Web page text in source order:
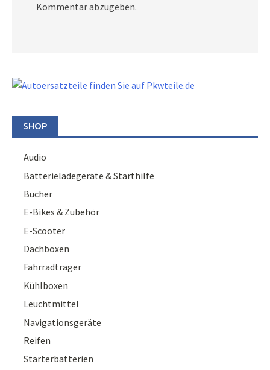
Kommentar abzugeben.
SHOP
Audio
Batterieladegeräte & Starthilfe
Bücher
E-Bikes & Zubehör
E-Scooter
Dachboxen
Fahrradträger
Kühlboxen
Leuchtmittel
Navigationsgeräte
Reifen
Starterbatterien